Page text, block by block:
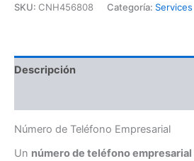
SKU: CNH456808 Categoría: Services
Descripción
Número de Teléfono Empresarial
Un número de teléfono empresarial